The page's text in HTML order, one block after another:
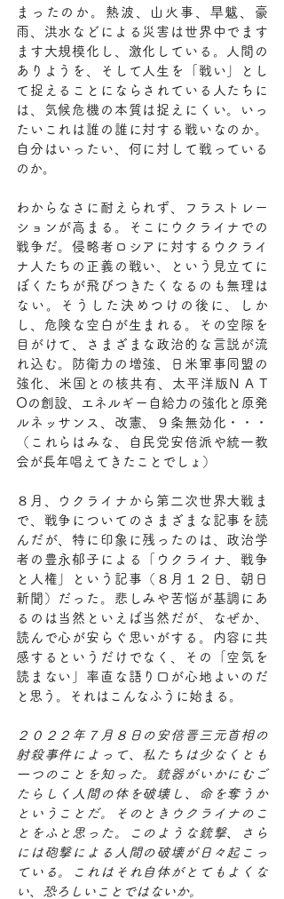
まったのか。熱波、山火事、旱魃、豪
雨、洪水などによる災害は世界中でます
ます大規模化し、激化している。人間の
ありようを、そして人生を「戦い」とし
て捉えることにならされている人たちに
は、気候危機の本質は捉えにくい。いっ
たいこれは誰の誰に対する戦いなのか。
自分はいったい、何に対して戦っている
のか。
わからなさに耐えられず、フラストレー
ションが高まる。そこにウクライナでの
戦争だ。侵略者ロシアに対するウクライ
ナ人たちの正義の戦い、という見立てに
ぼくたちが飛びつきたくなるのも無理は
ない。そうした決めつけの後に、しか
し、危険な空白が生まれる。その空隙を
目がけて、さまざまな政治的な言説が流
れ込む。防衛力の増強、日米軍事同盟の
強化、米国との核共有、太平洋版N A T
Oの創設、エネルギー自給力の強化と原発
ルネッサンス、改憲、９条無効化・・・
（これらはみな、自民党安倍派や統一教
会が長年唱えてきたことでしょ）
８月、ウクライナから第二次世界大戦ま
で、戦争についてのさまざまな記事を読
んだが、特に印象に残ったのは、政治学
者の豊永郁子による「ウクライナ、戦争
と人権」という記事（８月１２日、朝日
新聞）だった。悲しみや苦悩が基調にあ
るのは当然といえば当然だが、なぜか、
読んで心が安らぐ思いがする。内容に共
感するというだけでなく、その「空気を
読まない」率直な語り口が心地よいのだ
と思う。それはこんなふうに始まる。
２０２２年７月８日の安倍晋三元首相の
射殺事件によって、私たちは少なくとも
一つのことを知った。銃器がいかにむご
たらしく人間の体を破壊し、命を奪うか
ということだ。そのときウクライナのこ
とをふと思った。このような銃撃、さら
には砲撃による人間の破壊が日々起こっ
ている。これはそれ自体がとてもよくな
い、恐ろしいことではないか。